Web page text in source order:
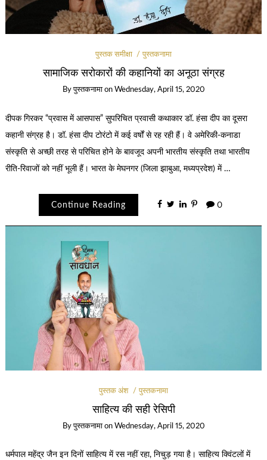
पुस्तक समीक्षा पुस्तकनामा
सामाजिक सरोकारों की कहानियों का अनूठा संग्रह
Byपुस्तकनामा on Wednesday, April 15, 2020
दीपक गिरकर “प्रवास में आसपास” सुपरिचित प्रवासी कथाकार डॉ. हंसा दीप का दूसरा
कहानी संग्रह है। डॉ. हंसा दीप टोरंटो में कई वर्षों से रह रही हैं। वे अमेरिकी-कनाडा
संस्कृति से अच्छी तरह से परिचित होने के बावजूद अपनी भारतीय संस्कृति तथा भारतीय
रीति-रिवाजों को नहीं भूली हैं। भारत के मेघनगर (जिला झाबुआ, मध्यप्रदेश) में …
Continue Reading 0
पुस्तक अंश पुस्तकनामा
साहित्य की सही रेसिपी
Byपुस्तकनामा on Wednesday, April 15, 2020
धर्मपाल महेंद्र जैन इन दिनों साहित्य में रस नहीं रहा, निचुड़ गया है। साहित्य क्विंटलों में